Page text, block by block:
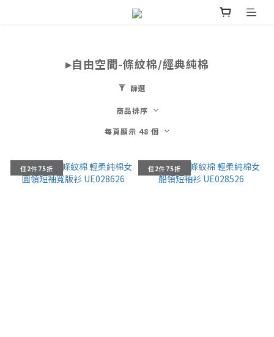
▸自由空間-條紋棉/經典純棉
篩選
商品排序
每頁顯示 48 個
任2件75折 任2件75折